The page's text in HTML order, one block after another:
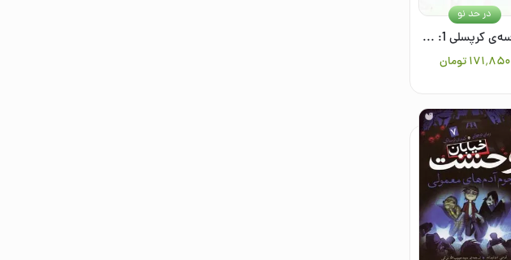
حماسه‌ی کرپسلی 1: تولد یک قاتل
۱۷۱٬۸۵۰ تومان
در حد نو